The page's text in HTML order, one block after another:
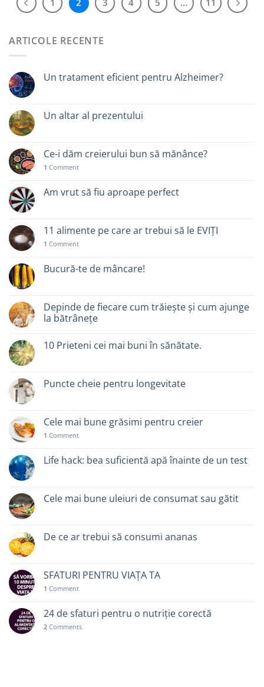
1 2 3 4 5 … 11
ARTICOLE RECENTE
Un tratament eficient pentru Alzheimer?
Un altar al prezentului
Ce-i dăm creierului bun să mănânce?
1 Comment
Am vrut să fiu aproape perfect
11 alimente pe care ar trebui să le EVIȚI
1 Comment
Bucură-te de mâncare!
Depinde de fiecare cum trăiește și cum ajunge
la bătrânețe
10 Prieteni cei mai buni în sănătate.
Puncte cheie pentru longevitate
Cele mai bune grăsimi pentru creier
1 Comment
Life hack: bea suficientă apă înainte de un test
Cele mai bune uleiuri de consumat sau gătit
De ce ar trebui să consumi ananas
SFATURI PENTRU VIAȚA TA
1 Comment
24 de sfaturi pentru o nutriție corectă
2 Comments